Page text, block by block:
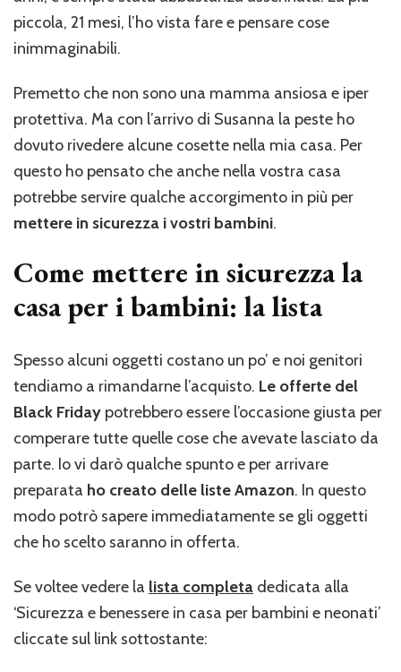
piccola, 21 mesi, l’ho vista fare e pensare cose
inimmaginabili.
Premetto che non sono una mamma ansiosa e iper
protettiva. Ma con l’arrivo di Susanna la peste ho
dovuto rivedere alcune cosette nella mia casa. Per
questo ho pensato che anche nella vostra casa
potrebbe servire qualche accorgimento in più per
mettere in sicurezza i vostri bambini.
Come mettere in sicurezza la
casa per i bambini: la lista
Spesso alcuni oggetti costano un po’ e noi genitori
tendiamo a rimandarne l’acquisto. Le offerte del
Black Friday potrebbero essere l’occasione giusta per
comperare tutte quelle cose che avevate lasciato da
parte. Io vi darò qualche spunto e per arrivare
preparata ho creato delle liste Amazon. In questo
modo potrò sapere immediatamente se gli oggetti
che ho scelto saranno in offerta.
Se voltee vedere la lista completa dedicata alla
‘Sicurezza e benessere in casa per bambini e neonati’
cliccate sul link sottostante: